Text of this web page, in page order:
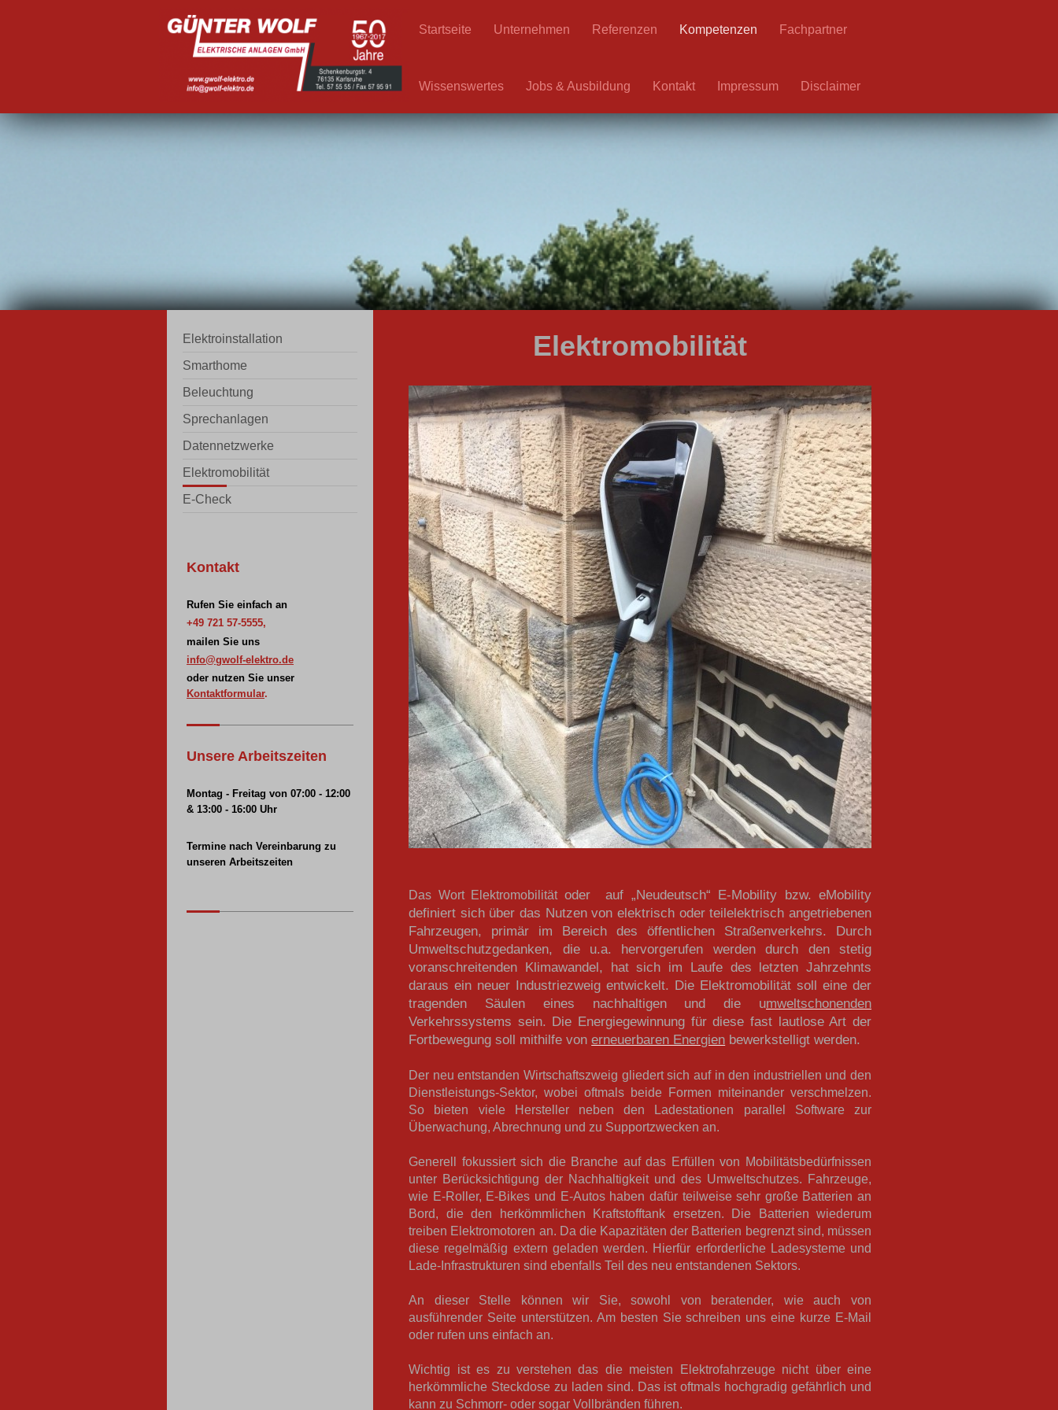
Startseite Unternehmen Referenzen Kompetenzen Fachpartner
Wissenswertes Jobs & Ausbildung Kontakt Impressum Disclaimer
Elektromobilität
Das Wort Elektromobilität oder auf „Neudeutsch“ E-Mobility bzw. eMobility
definiert sich über das Nutzen von elektrisch oder teilelektrisch angetriebenen
Fahrzeugen, primär im Bereich des öffentlichen Straßenverkehrs. Durch
Umweltschutzgedanken, die u.a. hervorgerufen werden durch den stetig
voranschreitenden Klimawandel, hat sich im Laufe des letzten Jahrzehnts
daraus ein neuer Industriezweig entwickelt. Die Elektromobilität soll eine der
tragenden Säulen eines nachhaltigen und
die umweltschonenden
Verkehrssystems sein. Die Energiegewinnung für diese fast lautlose Art der
Fortbewegung soll mithilfe von erneuerbaren Energien bewerkstelligt werden.
Der neu entstanden Wirtschaftszweig gliedert sich auf in den industriellen und den
Dienstleistungs-Sektor, wobei oftmals beide Formen miteinander verschmelzen.
So bieten viele Hersteller neben den Ladestationen parallel Software zur
Überwachung, Abrechnung und zu Supportzwecken an.
Generell fokussiert sich die Branche auf das Erfüllen von Mobilitätsbedürfnissen
unter Berücksichtigung der Nachhaltigkeit und des Umweltschutzes. Fahrzeuge,
wie E-Roller, E-Bikes und E-Autos haben dafür teilweise sehr große Batterien an
Bord, die den herkömmlichen Kraftstofftank ersetzen. Die Batterien wiederum
treiben Elektromotoren an. Da die Kapazitäten der Batterien begrenzt sind, müssen
diese regelmäßig extern geladen werden. Hierfür erforderliche Ladesysteme und
Lade-Infrastrukturen sind ebenfalls Teil des neu entstandenen Sektors.
An dieser Stelle können wir Sie, sowohl von beratender, wie auch von
ausführender Seite unterstützen. Am besten Sie schreiben uns eine kurze E-Mail
oder rufen uns einfach an.
Wichtig ist es zu verstehen das die meisten Elektrofahrzeuge nicht über eine
herkömmliche Steckdose zu laden sind. Das ist oftmals hochgradig gefährlich und
kann zu Schmorr- oder sogar Vollbränden führen.
Elektroinstallation
Smarthome
Beleuchtung
Sprechanlagen
Datennetzwerke
Elektromobilität
E-Check
Kontakt
Rufen Sie einfach an
+49 721 57-5555,
mailen Sie uns
info@gwolf-elektro.de
oder nutzen Sie unser
Kontaktformular.
Unsere Arbeitszeiten
Montag - Freitag von 07:00 - 12:00
& 13:00 - 16:00 Uhr
Termine nach Vereinbarung zu
unseren Arbeitszeiten